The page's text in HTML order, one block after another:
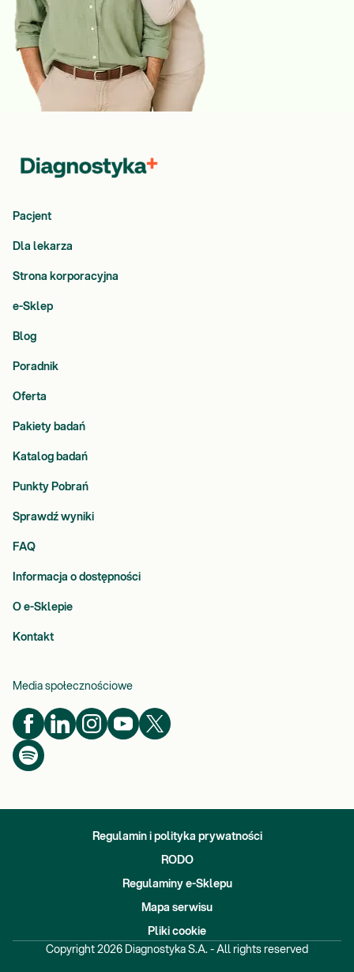
Pacjent
Dla lekarza
Strona korporacyjna
e-Sklep
Blog
Poradnik
Oferta
Pakiety badań
Katalog badań
Punkty Pobrań
Sprawdź wyniki
FAQ
Informacja o dostępności
O e-Sklepie
Kontakt
Media społecznościowe
Regulamin i polityka prywatności
RODO
Regulaminy e-Sklepu
Mapa serwisu
Pliki cookie
Copyright 2026 Diagnostyka S.A. - All rights reserved